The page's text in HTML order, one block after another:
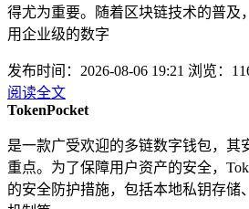
得尤为重要。随着区块链技术的普及
用企业级的数字
发布时间：2026-08-06 19:21 浏览：
阅读全文
TokenPocket
是一款广受欢迎的多链数字钱包，其
重点。为了保障用户资产的安全，
的安全防护措施，包括本地私钥存储